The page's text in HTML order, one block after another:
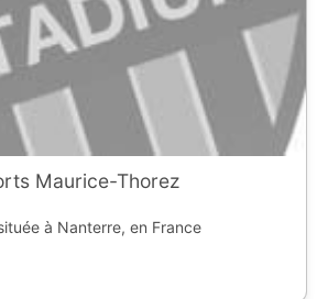
Maurice-Thorez
à Nanterre, en France